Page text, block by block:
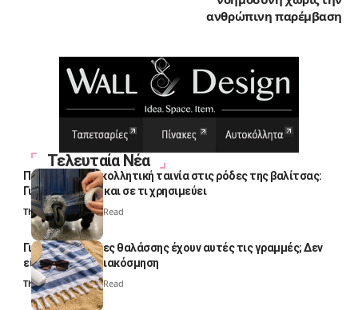
ανθρώπινη παρέμβαση
Τελευταία Νέα
Πολλοί βάζουν κολλητική ταινία στις ρόδες της βαλίτσας:
Γιατί το κάνουν και σε τι χρησιμεύει
Thali Ombre4 Min Read
Γιατί οι πετσέτες θαλάσσης έχουν αυτές τις γραμμές; Δεν
είναι μόνο για διακόσμηση
Thali Ombre5 Min Read